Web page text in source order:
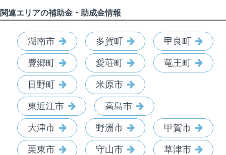
関連エリアの補助金・助成金情報
湖南市 多賀町 甲良町
豊郷町 愛荘町 竜王町
日野町 米原市
東近江市 高島市
大津市 野洲市 甲賀市
栗東市 守山市 草津市